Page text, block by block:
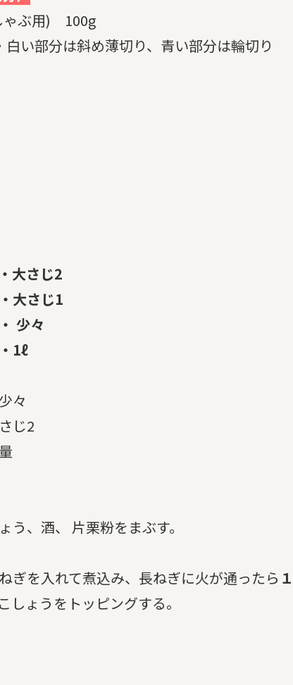
ゃぶ用) 100g
い部分は斜め薄切り、青い部分は輪切り
大さじ2
大さじ1
少々
1ℓ
々
じ2
う、酒、 片栗粉をまぶす。
ぎを入れて煮込み、長ねぎに火が通ったら １
しょうをトッピングする。